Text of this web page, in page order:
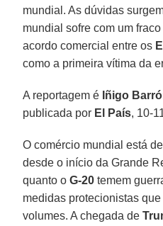
mundial. As dúvidas
mundial sofre com um
acordo comercial entre os
como a primeira vítima da
A reportagem é Iñigo
publicada por El País, 10-
O comércio mundial está
desde o início da Grande
quanto oG-20 temem
medidas protecionistas
volumes. A chegada de